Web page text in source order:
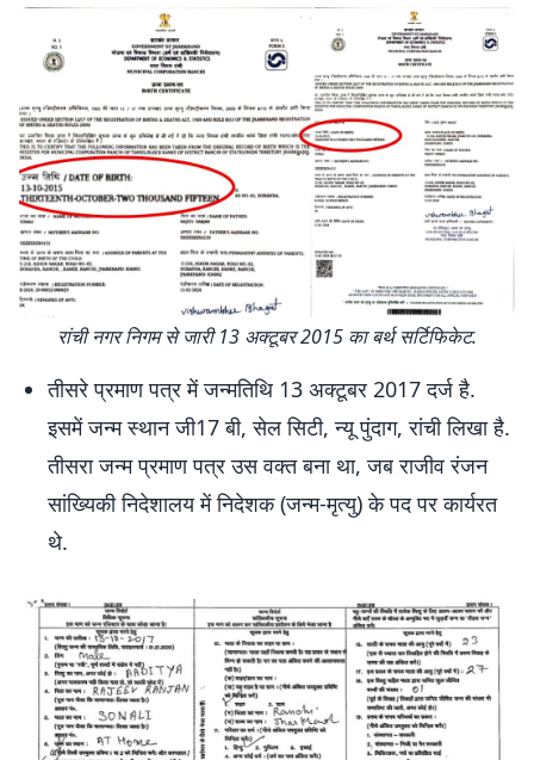
रांची नगर निगम से जारी 13 अक्टूबर 2015 का बर्थ सर्टिफिकेट.
तीसरे प्रमाण पत्र में जन्मतिथि 13 अक्टूबर 2017 दर्ज है.
इसमें जन्म स्थान जी17 बी, सेल सिटी, न्यू पुंदाग, रांची लिखा है.
तीसरा जन्म प्रमाण पत्र उस वक्त बना था, जब राजीव रंजन
सांख्यिकी निदेशालय में निदेशक (जन्म-मृत्यु) के पद पर कार्यरत
थे.